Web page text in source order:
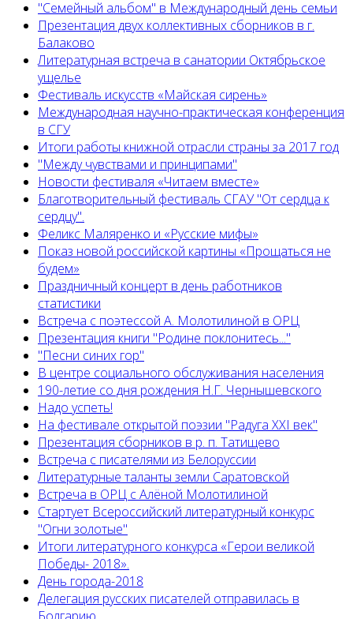
"Семейный альбом" в Международный день семьи
Презентация двух коллективных сборников в г.
Балаково
Литературная встреча в санатории Октябрьское
ущелье
Фестиваль искусств «Майская сирень»
Международная научно-практическая конференция
в СГУ
Итоги работы книжной отрасли страны за 2017 год
"Между чувствами и принципами"
Новости фестиваля «Читаем вместе»
Благотворительный фестиваль СГАУ "От сердца к
сердцу".
Феликс Маляренко и «Русские мифы»
Показ новой российской картины «Прощаться не
будем»
Праздничный концерт в день работников
статистики
Встреча с поэтессой А. Молотилиной в ОРЦ
Презентация книги "Родине поклонитесь..."
"Песни синих гор"
В центре социального обслуживания населения
190-летие со дня рождения Н.Г. Чернышевского
Надо успеть!
На фестивале открытой поэзии "Радуга XXI век"
Презентация сборников в р. п. Татищево
Встреча с писателями из Белоруссии
Литературные таланты земли Саратовской
Встреча в ОРЦ с Алёной Молотилиной
Cтартует Всероссийский литературный конкурс
"Огни золотые"
Итоги литературного конкурса «Герои великой
Победы- 2018».
День города-2018
Делегация русских писателей отправилась в